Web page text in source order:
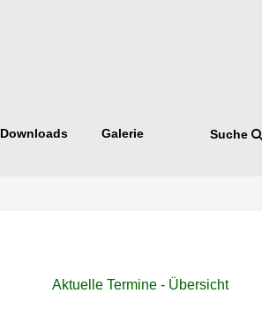
Downloads Galerie Suche
Navigation
Aktuelle Termine - Übersicht